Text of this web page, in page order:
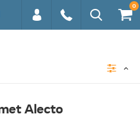
0
Alecto